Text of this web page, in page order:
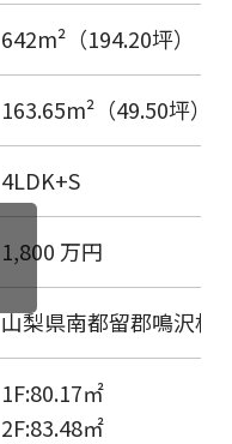
642m²（194.20坪）
163.65m²（49.50坪）
4LDK+S
1,800 万円
山梨県南都留郡鳴沢村
1F:80.17㎡
2F:83.48㎡